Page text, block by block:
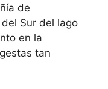
de
Sur del lago
en la
tan